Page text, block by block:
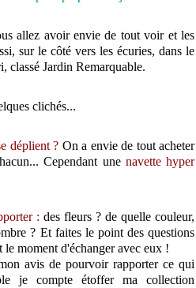
allez avoir envie de tout voir et les
sur le côté vers les écuries, dans le
classé Jardin Remarquable.
clichés...
déplient ? On a envie de tout acheter
Cependant une navette hyper
:des fleurs ? de quelle couleur,
? Et faites le point des questions
le moment d'échanger avec eux !
avis de pourvoir rapporter ce qui
je compte étoffer ma collection